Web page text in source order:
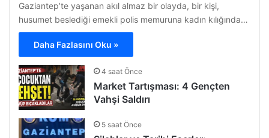
Gaziantep’te yaşanan akıl almaz bir olayda, bir kişi,
husumet beslediği emekli polis memuruna kadın kılığında…
Daha Fazlasını Oku »
4 saat Önce
Market Tartışması: 4 Gençten
Vahşi Saldırı
5 saat Önce